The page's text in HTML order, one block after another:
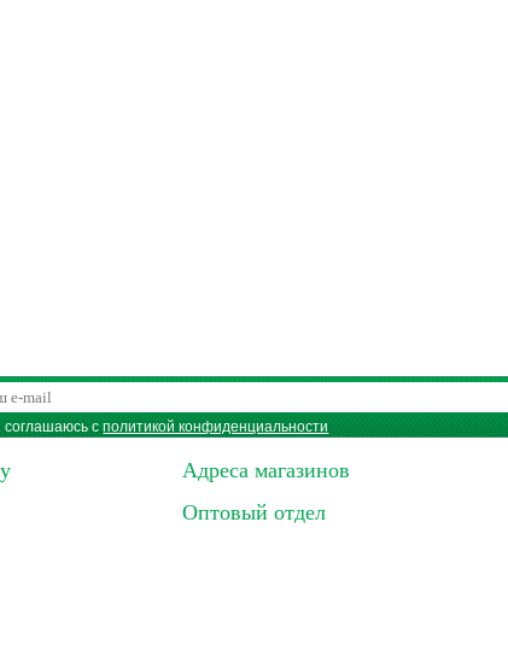
соглашаюсь сполитикой конфиденциальности
Адреса магазинов
Оптовый отдел